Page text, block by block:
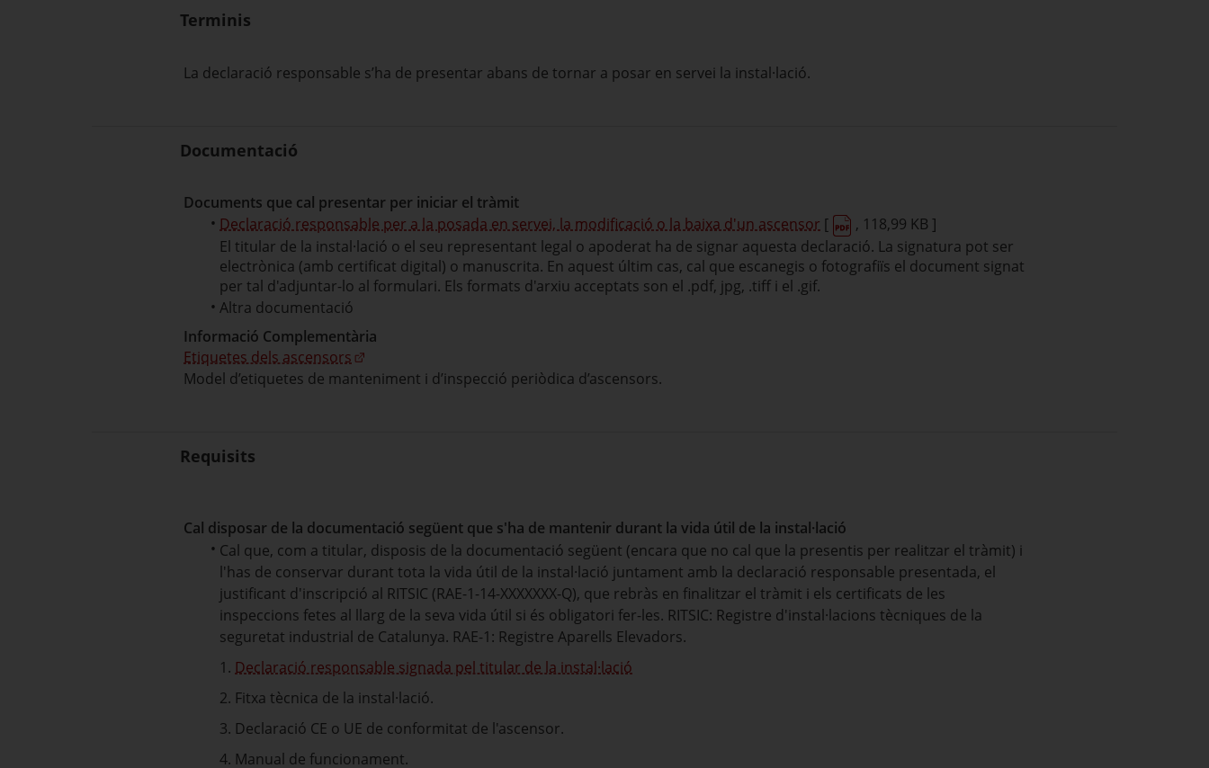
Terminis
La declaració responsable s’ha de presentar abans de tornar a posar en servei la instal·lació.
Documentació
Documents que cal presentar per iniciar el tràmit
Declaració responsable per a la posada en servei, la modificació o la baixa d'un ascensor [
, 118,99 KB ]
El titular de la instal·lació o el seu representant legal o apoderat ha de signar aquesta declaració. La signatura pot ser
electrònica (amb certificat digital) o manuscrita. En aquest últim cas, cal que escanegis o fotografiïs el document signat
per tal d'adjuntar-lo al formulari. Els formats d'arxiu acceptats son el .pdf, jpg, .tiff i el .gif.
Altra documentació
Informació Complementària
Etiquetes dels ascensors
Model d’etiquetes de manteniment i d’inspecció periòdica d’ascensors.
Requisits
Cal disposar de la documentació següent que s'ha de mantenir durant la vida útil de la instal·lació
Cal que, com a titular, disposis de la documentació següent (encara que no cal que la presentis per realitzar el tràmit) i
l'has de conservar durant tota la vida útil de la instal·lació juntament amb la declaració responsable presentada, el
justificant d'inscripció al RITSIC (RAE-1-14-XXXXXXX-Q), que rebràs en finalitzar el tràmit i els certificats de les
inspeccions fetes al llarg de la seva vida útil si és obligatori fer-les. RITSIC: Registre d'instal·lacions tècniques de la
seguretat industrial de Catalunya. RAE-1: Registre Aparells Elevadors.
1. Declaració responsable signada pel titular de la instal·lació
2. Fitxa tècnica de la instal·lació.
3. Declaració CE o UE de conformitat de l'ascensor.
4. Manual de funcionament.